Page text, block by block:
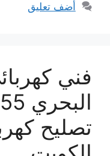
أضف تعليق
فني
تصليح